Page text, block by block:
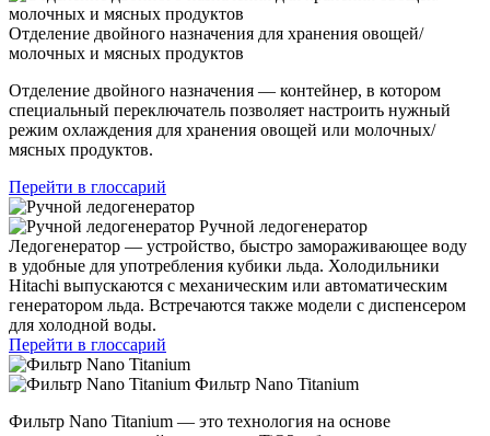
Отделение двойного назначения для хранения овощей/
молочных и мясных продуктов
Отделение двойного назначения — контейнер, в котором
специальный переключатель позволяет настроить нужный
режим охлаждения для хранения овощей или молочных/
мясных продуктов.
Перейти в глоссарий
Ручной ледогенератор
Ледогенератор — устройство, быстро замораживающее воду
в удобные для употребления кубики льда. Холодильники
Hitachi выпускаются с механическим или автоматическим
генератором льда. Встречаются также модели с диспенсером
для холодной воды.
Перейти в глоссарий
Фильтр Nano Titanium
Фильтр Nano Titanium — это технология на основе